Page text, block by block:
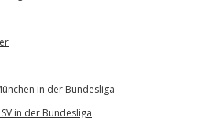
in der Bundesliga
in der Bundesliga